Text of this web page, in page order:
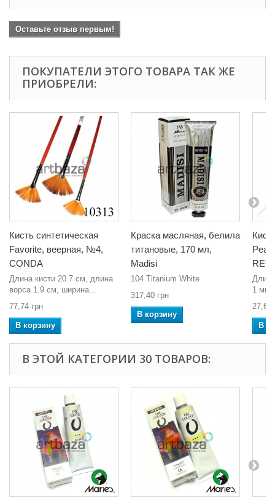
Оставьте отзыв первым!
ПОКУПАТЕЛИ ЭТОГО ТОВАРА ТАК ЖЕ
ПРИОБРЕЛИ:
Кисть синтетическая
Favorite, веерная, №4,
CONDA
Длина кисти 20.7 см, длина
ворса 1.9 см, ширина...
77,74 грн
В корзину
Краска масляная, белила
титановые, 170 мл,
Madisi
104 Titanium White
317,40 грн
В корзину
1 мм,
27,60
В
В ЭТОЙ КАТЕГОРИИ 30 ТОВАРОВ: